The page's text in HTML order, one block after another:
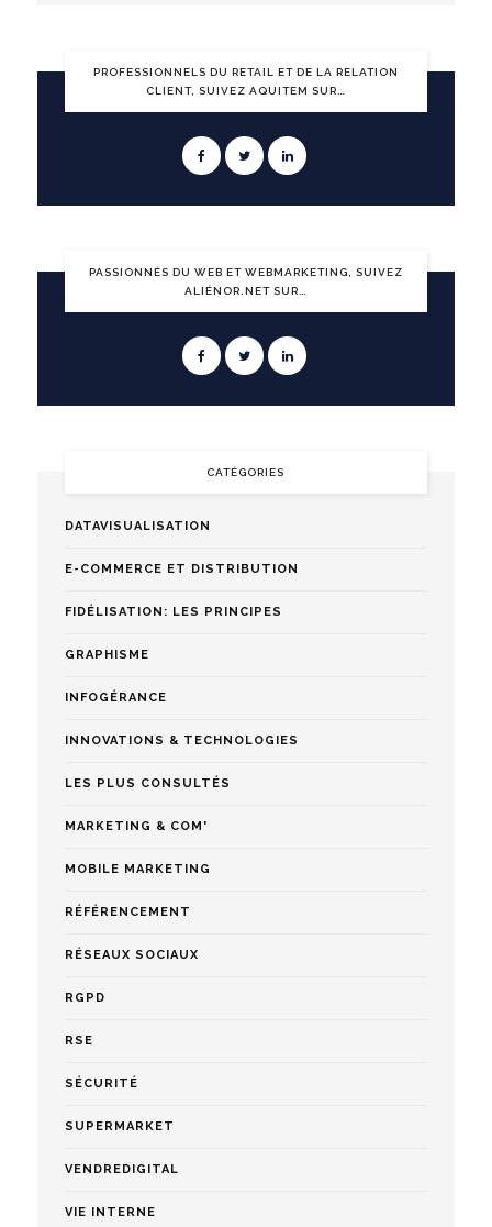
PROFESSIONNELS DU RETAIL ET DE LA RELATION
CLIENT, SUIVEZ AQUITEM SUR…
PASSIONNÉS DU WEB ET WEBMARKETING, SUIVEZ
ALIÉNOR.NET SUR…
CATÉGORIES
DATAVISUALISATION
E-COMMERCE ET DISTRIBUTION
FIDÉLISATION: LES PRINCIPES
GRAPHISME
INFOGÉRANCE
INNOVATIONS & TECHNOLOGIES
LES PLUS CONSULTÉS
MARKETING & COM'
MOBILE MARKETING
RÉFÉRENCEMENT
RÉSEAUX SOCIAUX
RGPD
RSE
SÉCURITÉ
SUPERMARKET
VENDREDIGITAL
VIE INTERNE